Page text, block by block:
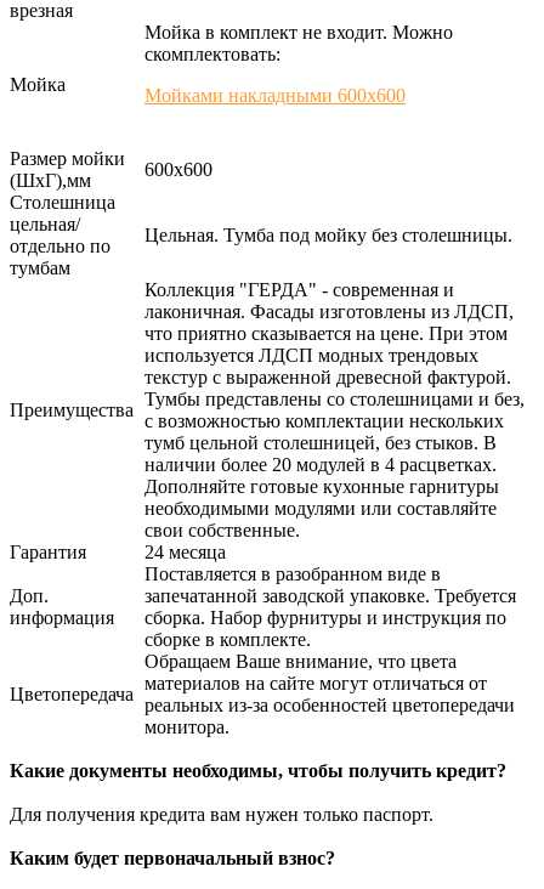
врезная
Мойка
Мойка в комплект не входит. Можно
скомплектовать:
Мойками накладными 600х600
Размер мойки
(ШхГ),мм
600х600
Столешница
цельная/
отдельно по
тумбам
Цельная. Тумба под мойку без столешницы.
Преимущества
Коллекция "ГЕРДА" - современная и
лаконичная. Фасады изготовлены из ЛДСП,
что приятно сказывается на цене. При этом
используется ЛДСП модных трендовых
текстур с выраженной древесной фактурой.
Тумбы представлены со столешницами и без,
с возможностью комплектации нескольких
тумб цельной столешницей, без стыков. В
наличии более 20 модулей в 4 расцветках.
Дополняйте готовые кухонные гарнитуры
необходимыми модулями или составляйте
свои собственные.
Гарантия
24 месяца
Доп.
информация
Поставляется в разобранном виде в
запечатанной заводской упаковке. Требуется
сборка. Набор фурнитуры и инструкция по
сборке в комплекте.
Цветопередача
Обращаем Ваше внимание, что цвета
материалов на сайте могут отличаться от
реальных из-за особенностей цветопередачи
монитора.
Какие документы необходимы, чтобы получить кредит?
Для получения кредита вам нужен только паспорт.
Каким будет первоначальный взнос?